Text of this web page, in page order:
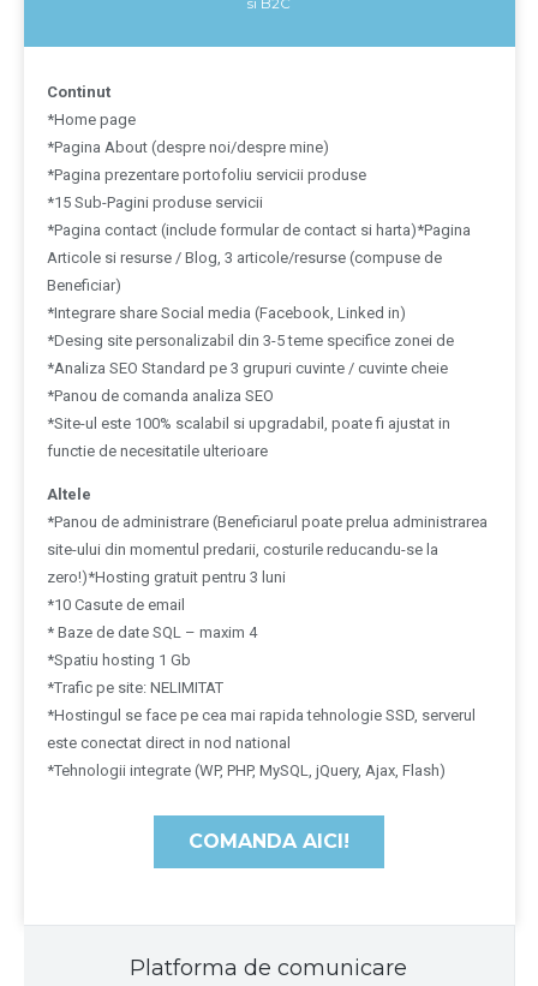
Continut
*Home page
*Pagina About (despre noi/despre mine)
*Pagina prezentare portofoliu servicii produse
*15 Sub-Pagini produse servicii
*Pagina contact (include formular de contact si harta)*Pagina
Articole si resurse / Blog, 3 articole/resurse (compuse de
Beneficiar)
*Integrare share Social media (Facebook, Linked in)
*Desing site personalizabil din 3-5 teme specifice zonei de
*Analiza SEO Standard pe 3 grupuri cuvinte / cuvinte cheie
*Panou de comanda analiza SEO
*Site-ul este 100% scalabil si upgradabil, poate fi ajustat in
functie de necesitatile ulterioare
Altele
*Panou de administrare (Beneficiarul poate prelua administrarea
site-ului din momentul predarii, costurile reducandu-se la
zero!)*Hosting gratuit pentru 3 luni
*10 Casute de email
* Baze de date SQL – maxim 4
*Spatiu hosting 1 Gb
*Trafic pe site: NELIMITAT
*Hostingul se face pe cea mai rapida tehnologie SSD, serverul
este conectat direct in nod national
*Tehnologii integrate (WP, PHP, MySQL, jQuery, Ajax, Flash)
COMANDA AICI!
Platforma de comunicare